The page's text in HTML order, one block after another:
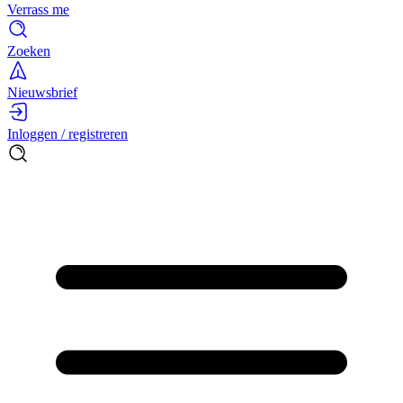
Verrass me
Zoeken
Nieuwsbrief
Inloggen / registreren